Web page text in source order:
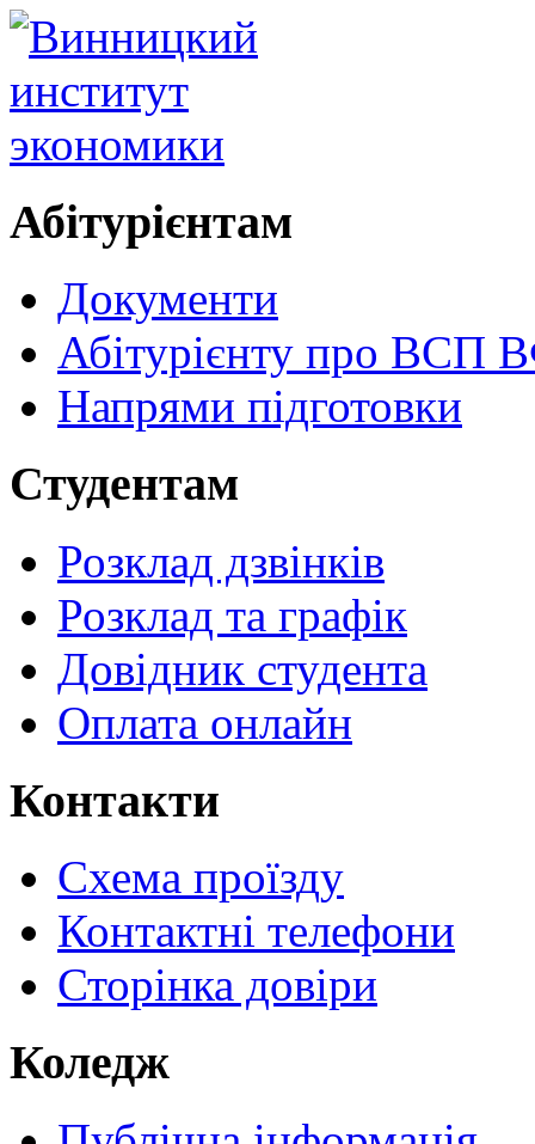
Абітурієнтам
Документи
Абітурієнту про ВСП
Напрями підготовки
Студентам
Розклад дзвінків
Розклад та графік
Довідник студента
Оплата онлайн
Контакти
Схема проїзду
Контактні телефони
Сторінка довіри
Коледж